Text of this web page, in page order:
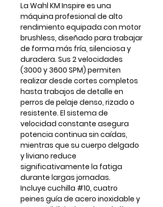
La Wahl KM Inspire es una
máquina profesional de alto
rendimiento equipada con motor
brushless, diseñado para trabajar
de forma más fría, silenciosa y
duradera. Sus 2 velocidades
(3000 y 3600 SPM) permiten
realizar desde cortes completos
hasta trabajos de detalle en
perros de pelaje denso, rizado o
resistente. El sistema de
velocidad constante asegura
potencia continua sin caídas,
mientras que su cuerpo delgado
y liviano reduce
significativamente la fatiga
durante largas jornadas.
Incluye cuchilla #10, cuatro
peines guía de acero inoxidable y